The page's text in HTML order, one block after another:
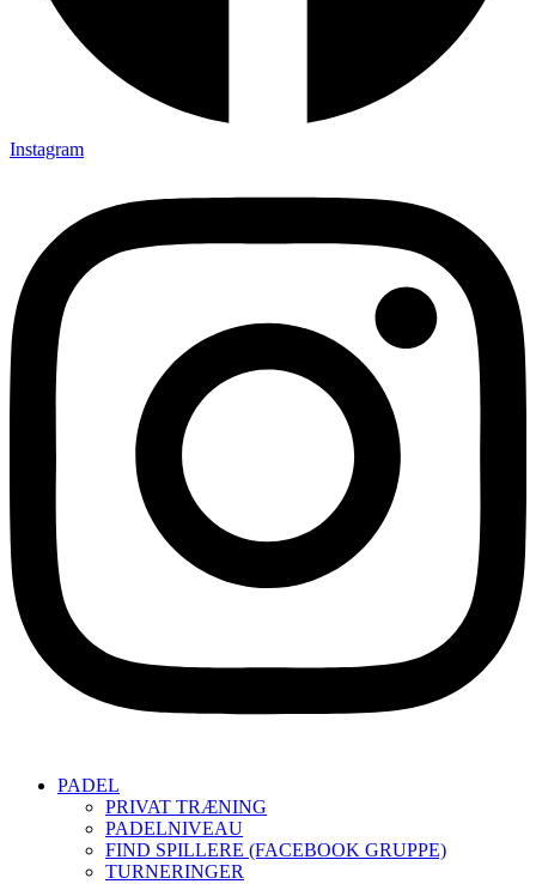
Instagram
PADEL
PRIVAT TRÆNING
PADELNIVEAU
FIND SPILLERE (FACEBOOK GRUPPE)
TURNERINGER